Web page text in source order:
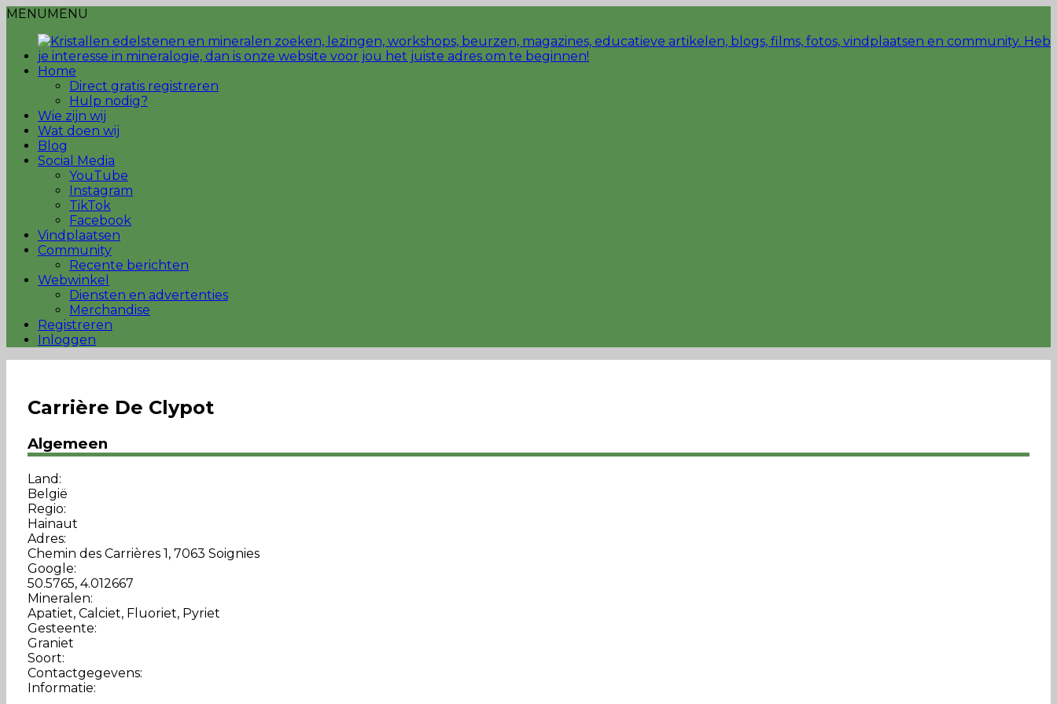
MENUMENU
Home
Direct gratis registreren
Hulp nodig?
Wie zijn wij
Wat doen wij
Blog
Social Media
YouTube
Instagram
TikTok
Facebook
Vindplaatsen
Community
Recente berichten
Webwinkel
Diensten en advertenties
Merchandise
Registreren
Inloggen
Carrière De Clypot
Algemeen
Land:
België
Regio:
Hainaut
Adres:
Chemin des Carrières 1, 7063 Soignies
Google:
50.5765, 4.012667
Mineralen:
Apatiet, Calciet, Fluoriet, Pyriet
Gesteente:
Graniet
Soort:
Contactgegevens:
Informatie: